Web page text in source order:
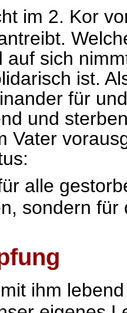
im 2. Kor
auf sich
ist.
für
und
Vater
alle
sondern
ihm